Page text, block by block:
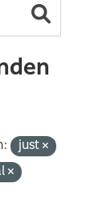
just